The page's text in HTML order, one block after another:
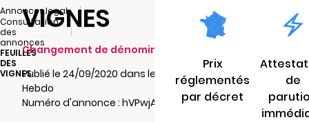
Annonces.legal
|
Consultation
des
annonces
|
FEUILLES
DES
VIGNES
VIGNES
Changement de dénomination
Publié le 24/09/2020 dans le journal Vaucluse
Hebdo
Numéro d'annonce : hVPwjA2Iee871
Prix
réglementés
par décret
de